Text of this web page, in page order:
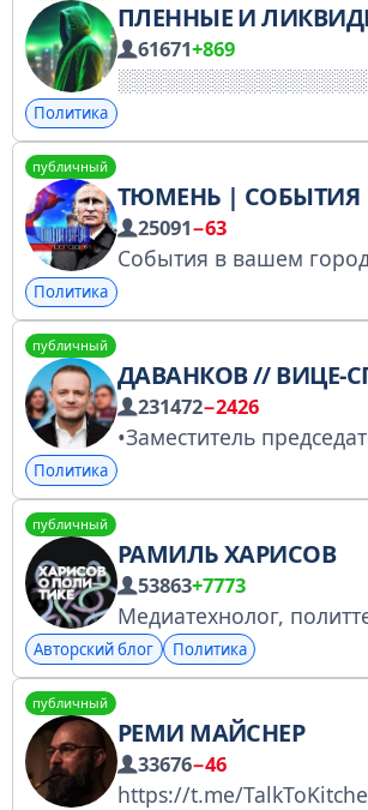
ПЛЕННЫЕ И
61671+869
Политика
публичный
ТЮМЕНЬ | СОБЫТИЯ
25091−63
Политика
публичный
ДАВАНКОВ // ВИЦЕ-
231472−2426
Политика
публичный
РАМИЛЬ ХАРИСОВ
53863+7773
Авторский блог Политика
публичный
РЕМИ МАЙСНЕР
33676−46